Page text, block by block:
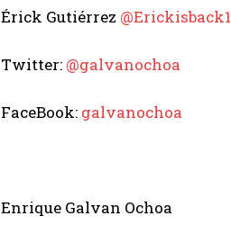
Érick Gutiérrez @Erickisback1
Twitter: @galvanochoa
FaceBook: galvanochoa
Enrique Galvan Ochoa